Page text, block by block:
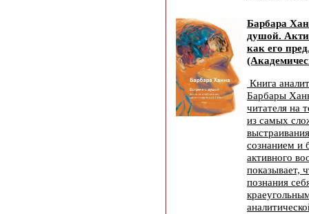
Барбара
душой.
как его
Книга
Барбары
читателя на
из самых
сознанием и
активного
показывает,
познания